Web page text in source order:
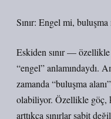
Sınır: Engel mi, buluşma
Eskiden sınır —
“engel” anlamındaydı.
zamanda “buluşma
olabiliyor. Özellikle göç,
arttıkça sınırlar sabit